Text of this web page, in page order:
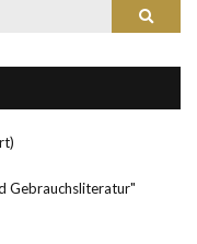
Suchen
Gebrauchsliteratur"